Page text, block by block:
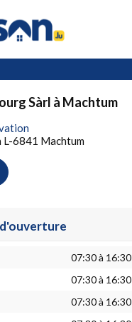
Sàrl à Machtum
L-6841 Machtum
07:30 à 16:30
07:30 à 16:30
07:30 à 16:30